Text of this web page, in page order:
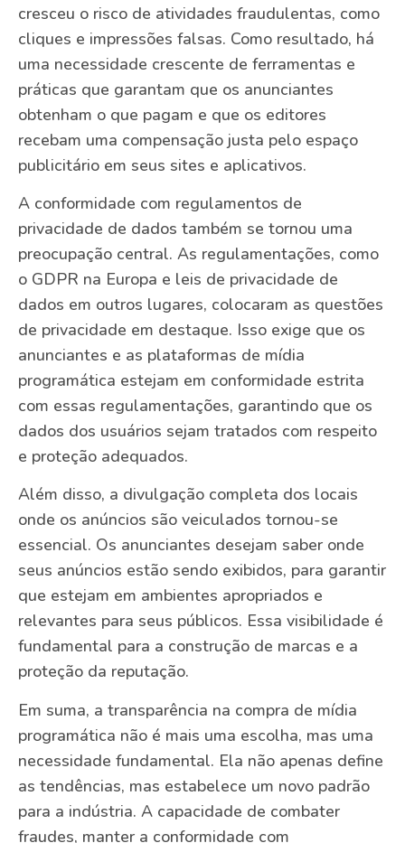
cresceu o risco de atividades fraudulentas, como
cliques e impressões falsas. Como resultado, há
uma necessidade crescente de ferramentas e
práticas que garantam que os anunciantes
obtenham o que pagam e que os editores
recebam uma compensação justa pelo espaço
publicitário em seus sites e aplicativos.
A conformidade com regulamentos de
privacidade de dados também se tornou uma
preocupação central. As regulamentações, como
o GDPR na Europa e leis de privacidade de
dados em outros lugares, colocaram as questões
de privacidade em destaque. Isso exige que os
anunciantes e as plataformas de mídia
programática estejam em conformidade estrita
com essas regulamentações, garantindo que os
dados dos usuários sejam tratados com respeito
e proteção adequados.
Além disso, a divulgação completa dos locais
onde os anúncios são veiculados tornou-se
essencial. Os anunciantes desejam saber onde
seus anúncios estão sendo exibidos, para garantir
que estejam em ambientes apropriados e
relevantes para seus públicos. Essa visibilidade é
fundamental para a construção de marcas e a
proteção da reputação.
Em suma, a transparência na compra de mídia
programática não é mais uma escolha, mas uma
necessidade fundamental. Ela não apenas define
as tendências, mas estabelece um novo padrão
para a indústria. A capacidade de combater
fraudes, manter a conformidade com